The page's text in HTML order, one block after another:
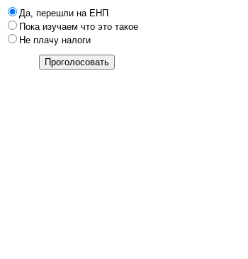
Да, перешли на ЕНП
Пока изучаем что это такое
Не плачу налоги